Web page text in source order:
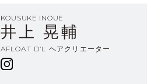
KOUSUKE INOUE
井上 晃輔
AFLOAT D’L ヘアクリエーター